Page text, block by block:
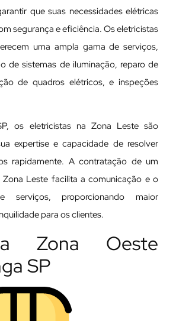
que suas necessidades elétricas
segurança e eficiência. Os eletricistas
uma ampla gama de serviços,
de sistemas de iluminação, reparo de
de quadros elétricos, e inspeções
os eletricistas na Zona Leste são
expertise e capacidade de resolver
rapidamente. A contratação de um
Zona Leste facilita a comunicação e o
serviços, proporcionando maior
para os clientes.
Zona Oeste
SP